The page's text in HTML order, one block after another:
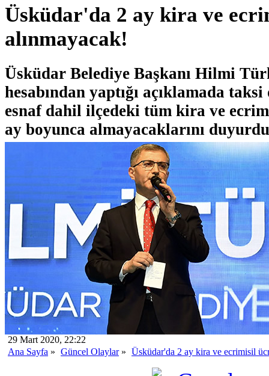
Üsküdar'da 2 ay kira ve
alınmayacak!
Üsküdar Belediye Başkanı Hilmi
hesabından yaptığı açıklamada
esnaf dahil ilçedeki tüm kira ve
ay boyunca almayacaklarını
29 Mart 2020, 22:22
Ana Sayfa » Güncel Olaylar» Üsküdar'da 2 ay kira ve ecrimisil